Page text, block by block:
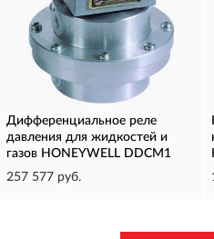
Дифференциальное реле
давления для жидкостей и
газов HONEYWELL DDCM1
257 577 руб.